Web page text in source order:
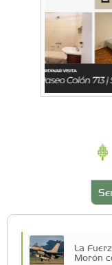
La
Morón